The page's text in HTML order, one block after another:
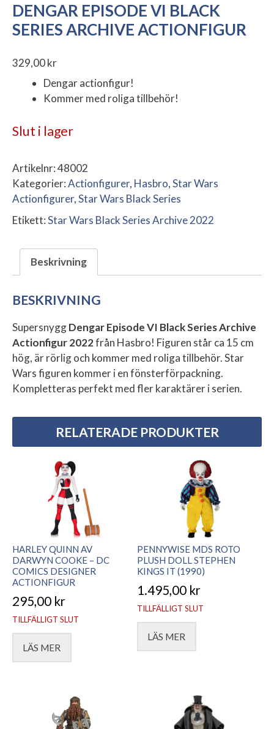
DENGAR EPISODE VI BLACK
SERIES ARCHIVE ACTIONFIGUR
329,00kr
Dengar actionfigur!
Kommer med roliga tillbehör!
Slut i lager
Artikelnr:48002
Kategorier:Actionfigurer, Hasbro,Star Wars
Actionfigurer,Star Wars Black Series
Etikett:Star Wars Black Series Archive 2022
Beskrivning
BESKRIVNING
SupersnyggDengar Episode VI Black Series Archive
Actionfigur 2022från Hasbro! Figuren står ca 15 cm
hög, är rörlig och kommer med roliga tillbehör. Star
Wars figuren kommer i en fönsterförpackning.
Kompletteras perfekt med fler karaktärer i serien.
RELATERADE PRODUKTER
HARLEY QUINN AV
DARWYN COOKE – DC
COMICS DESIGNER
ACTIONFIGUR
295,00 kr
TILLFÄLLIGT SLUT
LÄS MER
PENNYWISE MDS ROTO
PLUSH DOLL STEPHEN
KINGS IT (1990)
1.495,00 kr
TILLFÄLLIGT SLUT
LÄS MER